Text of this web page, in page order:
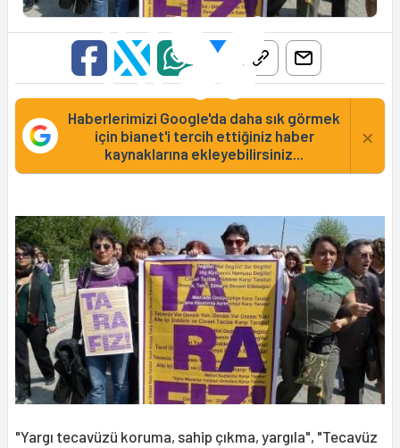
Haberlerimizi Google'da daha sık görmek
için bianet'i tercih ettiğiniz haber
kaynaklarına ekleyebilirsiniz...
×
"Yargı tecavüzü koruma, sahip çıkma, yargıla", "Tecavüz